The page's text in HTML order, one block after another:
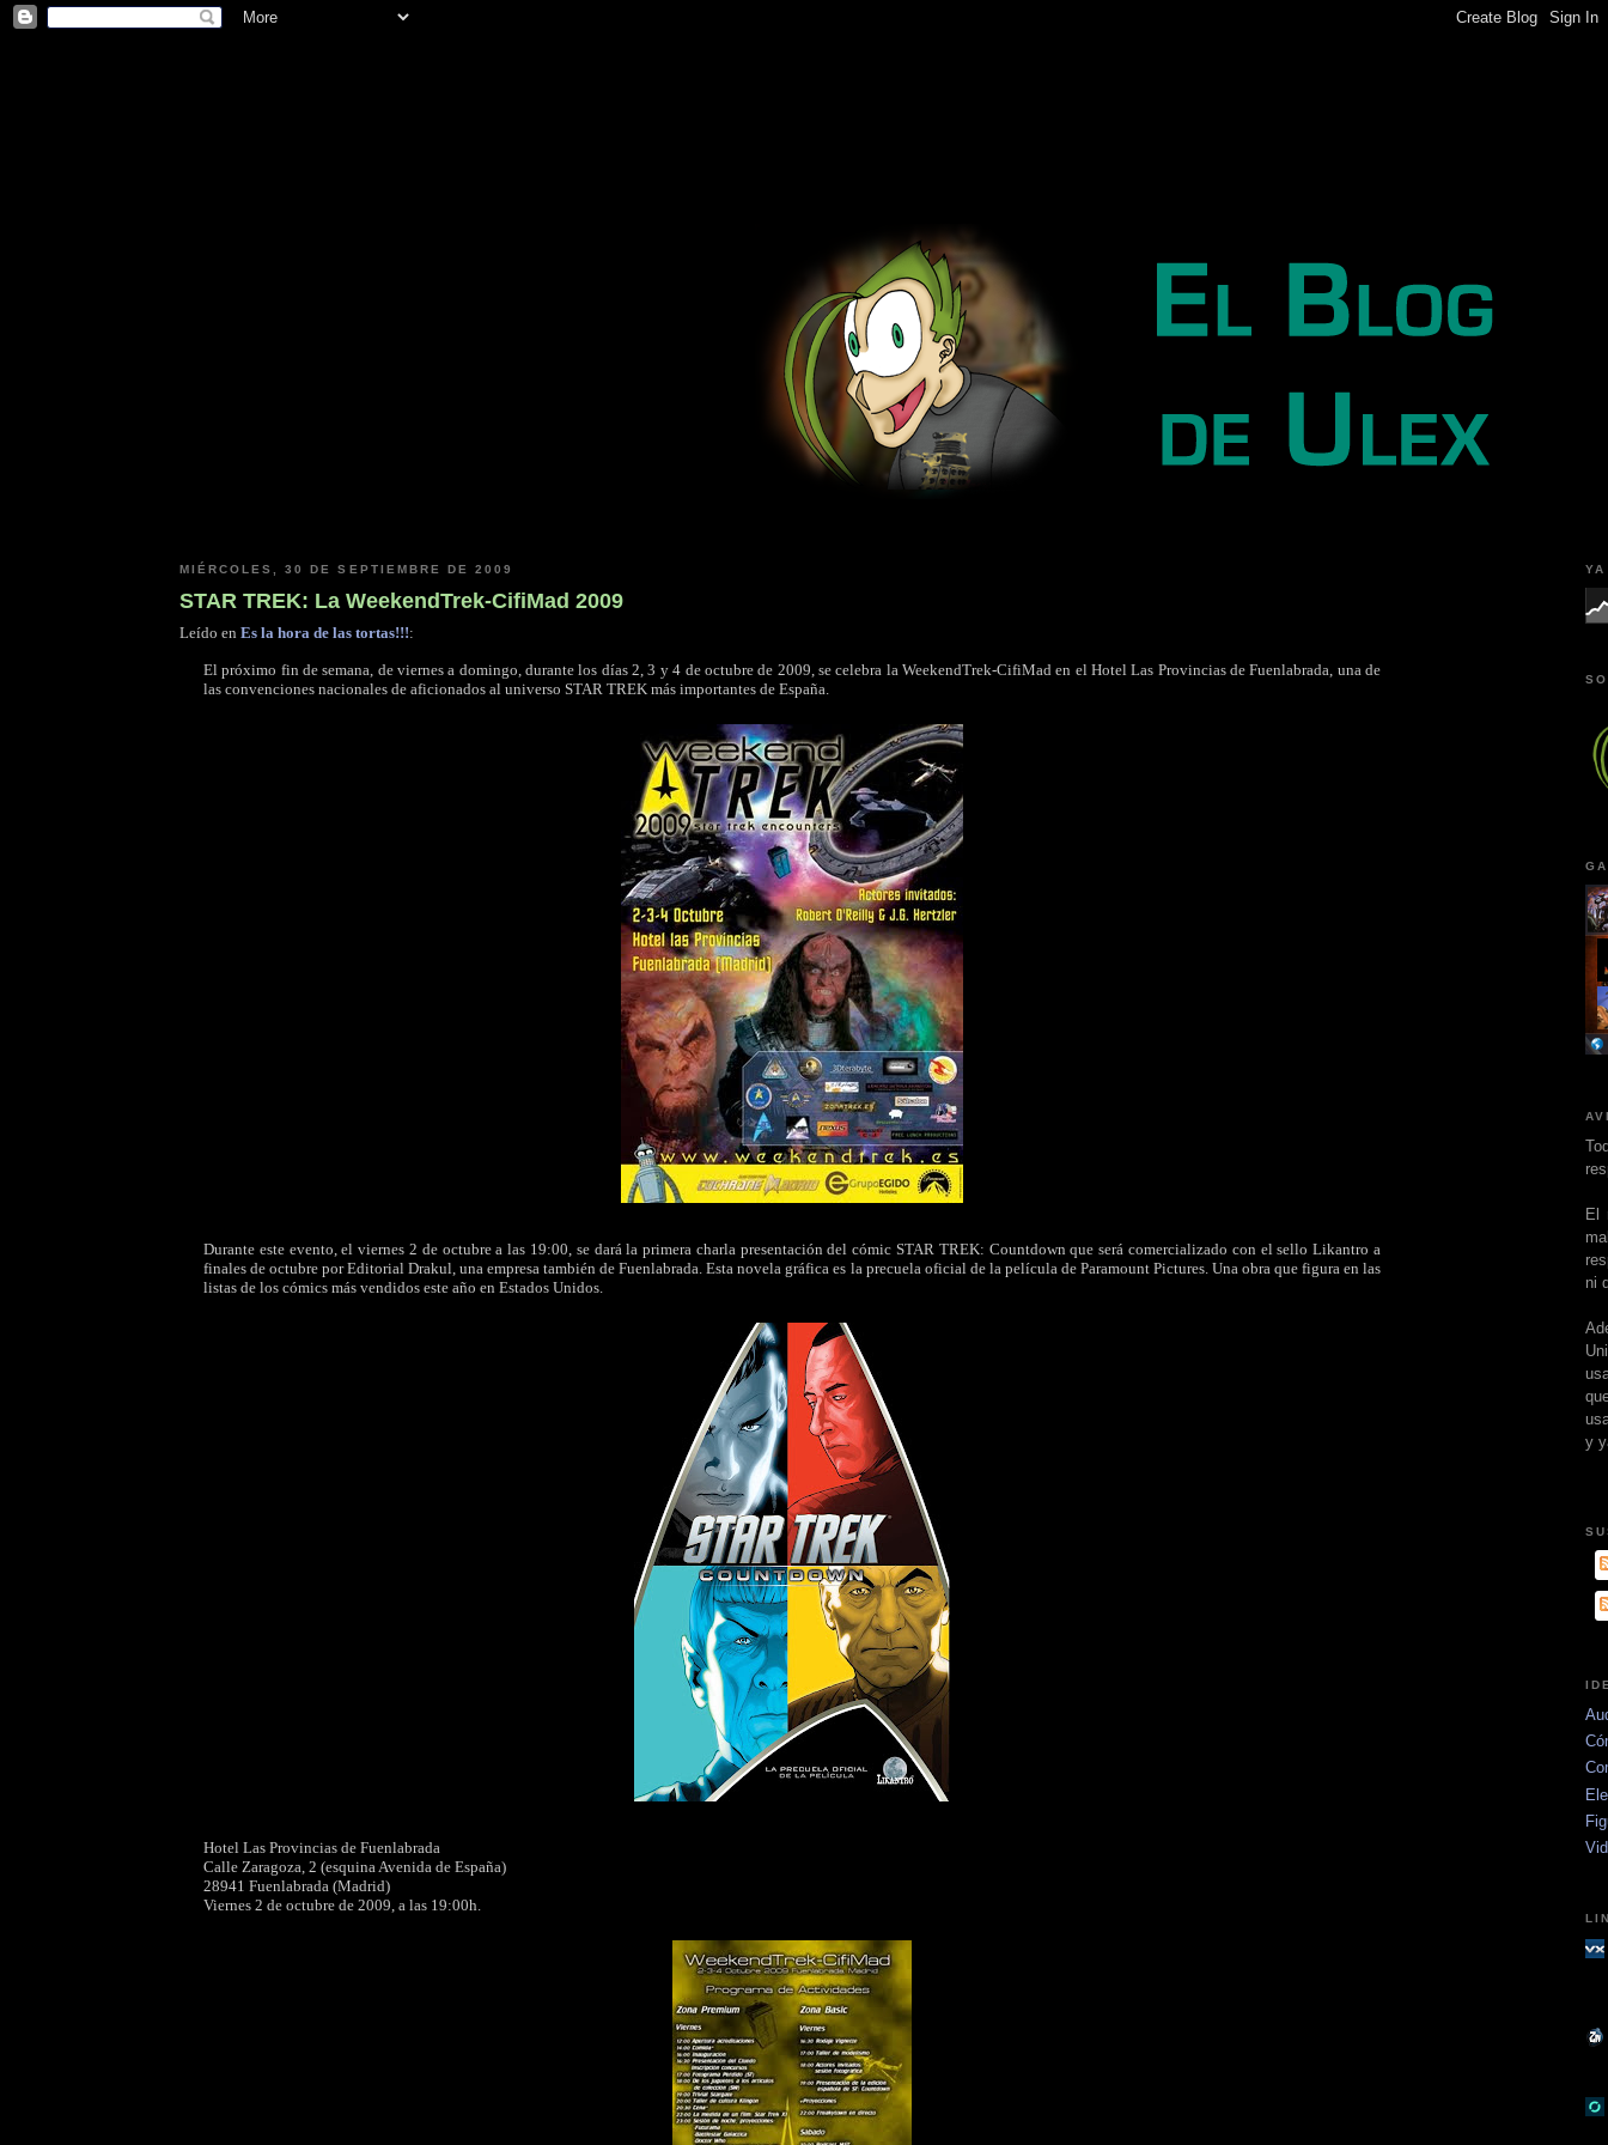
MIÉRCOLES, 30 DE SEPTIEMBRE DE 2009
STAR TREK: La WeekendTrek-CifiMad 2009
Leído en Es la hora de las tortas!!!:
El próximo fin de semana, de viernes a domingo, durante los días 2, 3 y 4 de octubre de 2009, se celebra la WeekendTrek-CifiMad en el Hotel Las Provincias de Fuenlabrada, una de
las convenciones nacionales de aficionados al universo STAR TREK más importantes de España.
Durante este evento, el viernes 2 de octubre a las 19:00, se dará la primera charla presentación del cómic STAR TREK: Countdown que será comercializado con el sello Likantro a
finales de octubre por Editorial Drakul, una empresa también de Fuenlabrada. Esta novela gráfica es la precuela oficial de la película de Paramount Pictures. Una obra que figura en las
listas de los cómics más vendidos este año en Estados Unidos.
Hotel Las Provincias de Fuenlabrada
Calle Zaragoza, 2 (esquina Avenida de España)
28941 Fuenlabrada (Madrid)
Viernes 2 de octubre de 2009, a las 19:00h.
El
ni
y